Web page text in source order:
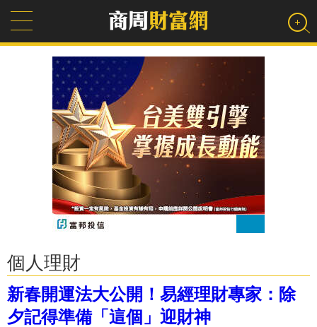
個人理財
新春開運法大公開！易經理財專家：除
夕記得準備「這個」迎財神